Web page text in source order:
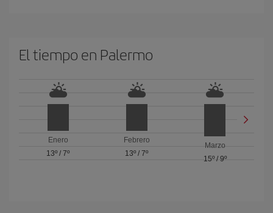
El tiempo en Palermo
Enero
13º /7º
Febrero
13º / 7º
Marzo
15º/ 9º